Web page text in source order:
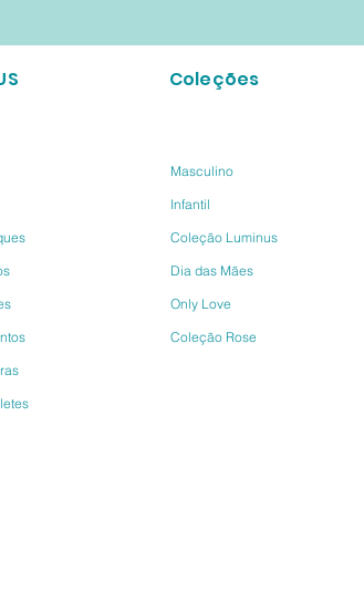
Coleções
Masculino
Infantil
Coleção Luminus
Dia das Mães
Only Love
Coleção Rose